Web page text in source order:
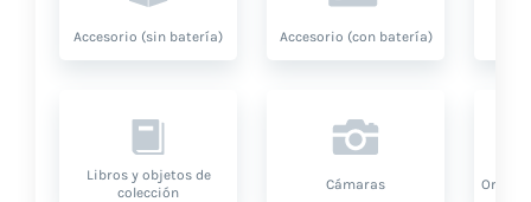
Accesorio (sin batería) Accesorio (con batería)
Libros y objetos de
colección
Cámaras